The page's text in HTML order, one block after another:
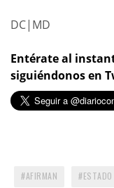
DC|MD
Entérate al
siguiéndonos en
AFIRMAN ESTADO